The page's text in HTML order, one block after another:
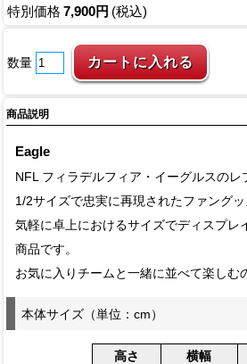
特別価格 7,900円 (税込)
数量
商品説明
Eagle
NFL フィラデルフィア・イーグルスのレ
1/2サイズで忠実に再現されたファングッ
気軽に卓上におけるサイズでディスプレ
商品です。
お気に入りチームと一緒に並べて楽しむ
本体サイズ（単位：cm）
高さ 横幅